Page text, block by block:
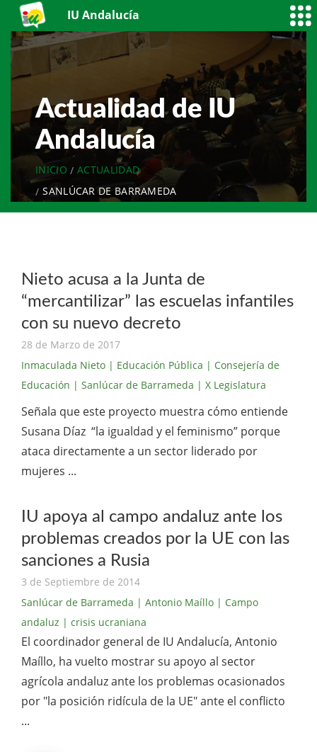
IU Andalucía
Actualidad de IU
Andalucía
INICIO
ACTUALIDAD
SANLÚCAR DE BARRAMEDA
Nieto acusa a la Junta de
“mercantilizar” las escuelas infantiles
con su nuevo decreto
28 de Marzo de 2017
Inmaculada Nieto | Educación Pública | Consejería de
Educación | Sanlúcar de Barrameda | X Legislatura
Señala que este proyecto muestra cómo entiende
Susana Díaz “la igualdad y el feminismo” porque
ataca directamente a un sector liderado por
mujeres ...
IU apoya al campo andaluz ante los
problemas creados por la UE con las
sanciones a Rusia
3 de Septiembre de 2014
Sanlúcar de Barrameda | Antonio Maíllo | Campo
andaluz | crisis ucraniana
El coordinador general de IU Andalucía, Antonio
Maíllo, ha vuelto mostrar su apoyo al sector
agrícola andaluz ante los problemas ocasionados
por "la posición ridícula de la UE" ante el conflicto
...